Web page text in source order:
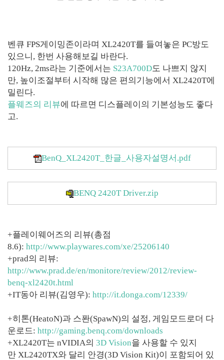
벤큐 FPS게이밍존이라며 XL2420T를 들여놓은 PC방도
있으니, 한번 사용해보길 바란다.
120Hz, 2ms라는 기준에서는 S23A700D도 나쁘지 않지
만, 높이조절부터 시작해 많은 편의기능에서 XL2420T에
밀린다.
플웨즈의 리뷰에 따르면 디스플레이의 기본성능도 좋다
고.
BenQ_XL2420T_한글_사용자설명서.pdf
BENQ 2420T Driver.zip
+플레이웨어즈의 리뷰(총점
8.6): http://www.playwares.com/xe/25206140
+prad의 리뷰:
http://www.prad.de/en/monitore/review/2012/review-
benq-xl2420t.html
+IT동아 리뷰(김영우): http://it.donga.com/12339/
+히톤(HeatoN)과 스퐌(SpawN)의 설정, 게임모드로더 다
운로드: http://gaming.benq.com/downloads
+XL2420T는 nVIDIA의 3D Vision을 사용할 수 있지
만 XL2420TX와 달리 안경(3D Vision Kit)이 포함되어 있